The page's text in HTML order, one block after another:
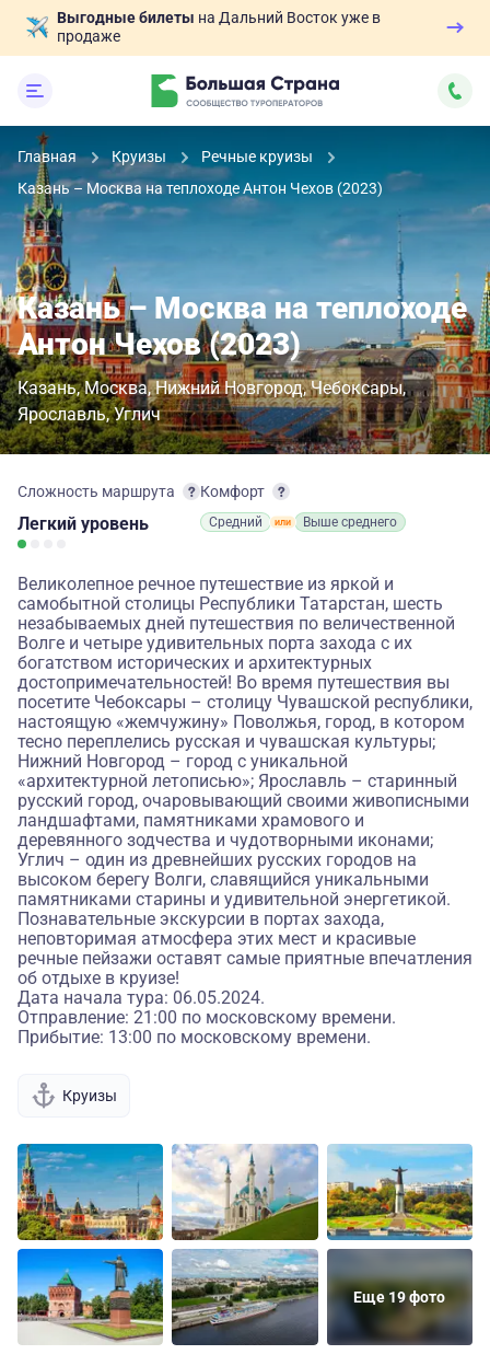
Выгодные билеты на Дальний Восток уже в
продаже
Главная Круизы
Речные круизы
Казань – Москва на теплоходе Антон Чехов (2023)
Казань – Москва на теплоходе
Антон Чехов (2023)
Казань Москва Нижний Новгород Чебоксары
Ярославль Углич
Сложность маршрута
Легкий уровень
Комфорт
Средний Выше среднего
Великолепное речное путешествие из яркой и
самобытной столицы Республики Татарстан, шесть
незабываемых дней путешествия по величественной
Волге и четыре удивительных порта захода с их
богатством исторических и архитектурных
достопримечательностей! Во время путешествия вы
посетите Чебоксары – столицу Чувашской республики,
настоящую «жемчужину» Поволжья, город, в котором
тесно переплелись русская и чувашская культуры;
Нижний Новгород – город с уникальной
«архитектурной летописью»; Ярославль – старинный
русский город, очаровывающий своими живописными
ландшафтами, памятниками храмового и
деревянного зодчества и чудотворными иконами;
Углич – один из древнейших русских городов на
высоком берегу Волги, славящийся уникальными
памятниками старины и удивительной энергетикой.
Познавательные экскурсии в портах захода,
неповторимая атмосфера этих мест и красивые
речные пейзажи оставят самые приятные впечатления
об отдыхе в круизе!
Дата начала тура: 06.05.2024.
Отправление: 21:00 по московскому времени.
Прибытие: 13:00 по московскому времени.
Круизы
Еще 19 фото